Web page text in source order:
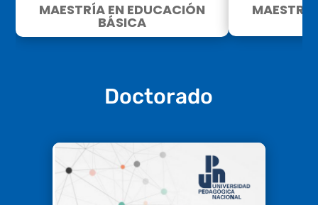
MAESTRÍA EN EDUCACIÓN
BÁSICA
Doctorado